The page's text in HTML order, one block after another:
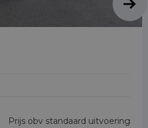
Prijs obv standaard uitvoering